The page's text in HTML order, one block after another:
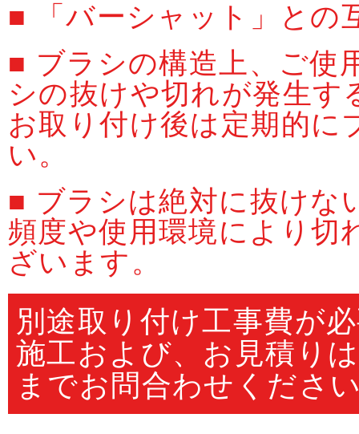
■ 「バーシャット」との
■ ブラシの構造上、ご使
シの抜けや切れが発生す
お取り付け後は定期的に
い。
■ ブラシは絶対に抜けな
頻度や使用環境により切
ざいます。
別途取り付け工事費が
施工および、お見積り
までお問合わせくださ